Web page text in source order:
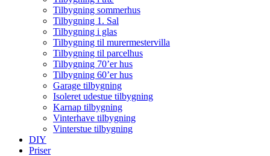
Tilbygning sommerhus
Tilbygning 1. Sal
Tilbygning i glas
Tilbygning til murermestervilla
Tilbygning til parcelhus
Tilbygning 70’er hus
Tilbygning 60’er hus
Garage tilbygning
Isoleret udestue tilbygning
Karnap tilbygning
Vinterhave tilbygning
Vinterstue tilbygning
DIY
Priser